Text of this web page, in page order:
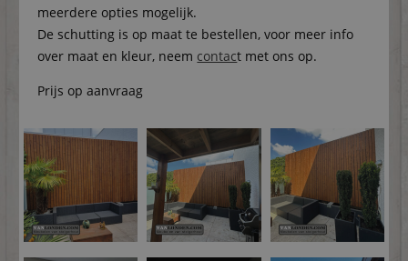
meerdere opties mogelijk.
De schutting is op maat te bestellen, voor meer info
over maat en kleur, neem contact met ons op.
Prijs op aanvraag